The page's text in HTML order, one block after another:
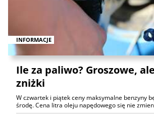
INFORMACJE
Ile za paliwo? Groszowe,
zniżki
W czwartek i piątek ceny maksymalne benzyny
środę. Cena litra oleju napędowego się nie